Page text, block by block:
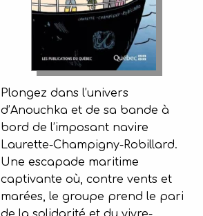
Plongez dans l’univers
d’Anouchka et de sa bande à
bord de l’imposant navire
Laurette-Champigny-Robillard.
Une escapade maritime
captivante où, contre vents et
marées, le groupe prend le pari